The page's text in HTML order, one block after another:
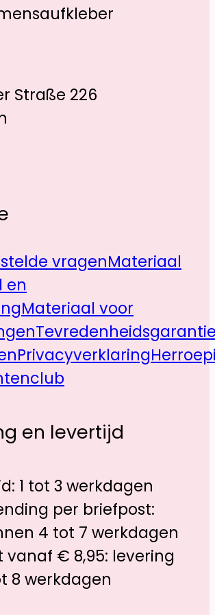
Straße 226
vragenMateriaal
en
Materiaal voor
Privacyverklaring
en levertijd
1 tot 3 werkdagen
per briefpost:
4 tot 7 werkdagen
vanaf € 8,95: levering
8 werkdagen